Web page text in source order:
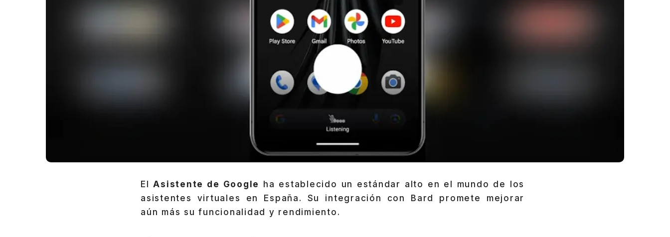
ElAsistente de Google
ha establecido un estándar alto en el mundo de los
asistentes virtuales en España. Su integración con Bard promete mejorar
aún más su funcionalidad y rendimiento.